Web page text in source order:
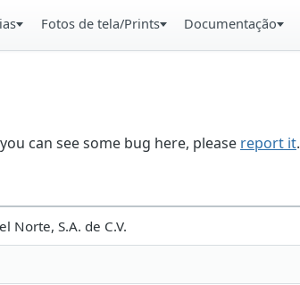
Fotos de tela/Prints Documentação
can see some bug here, please report it.
Norte, S.A. de C.V.